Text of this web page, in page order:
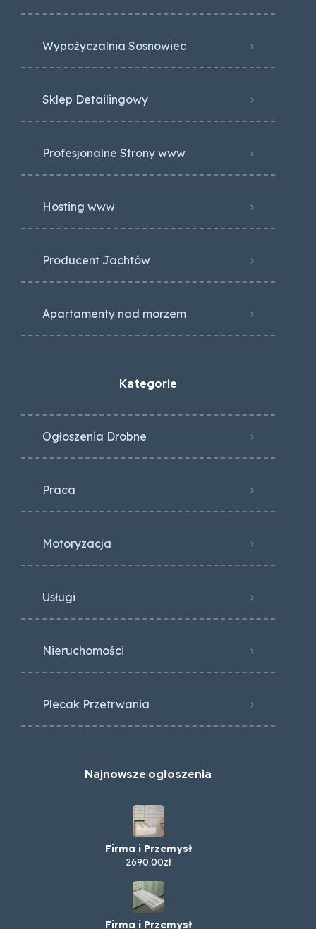
Wypożyczalnia Sosnowiec
Sklep Detailingowy
Profesjonalne Strony www
Hosting www
Producent Jachtów
Apartamenty nad morzem
Kategorie
Ogłoszenia Drobne
Praca
Motoryzacja
Usługi
Nieruchomości
Plecak Przetrwania
Najnowsze ogłoszenia
Firma i Przemysł
2690.00zł
Firma i Przemysł